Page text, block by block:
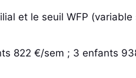
et le seuil WFP (variable
822 €/sem ; 3 enfants